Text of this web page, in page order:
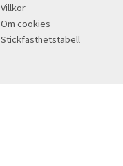
Villkor
Om cookies
Stickfasthetstabell